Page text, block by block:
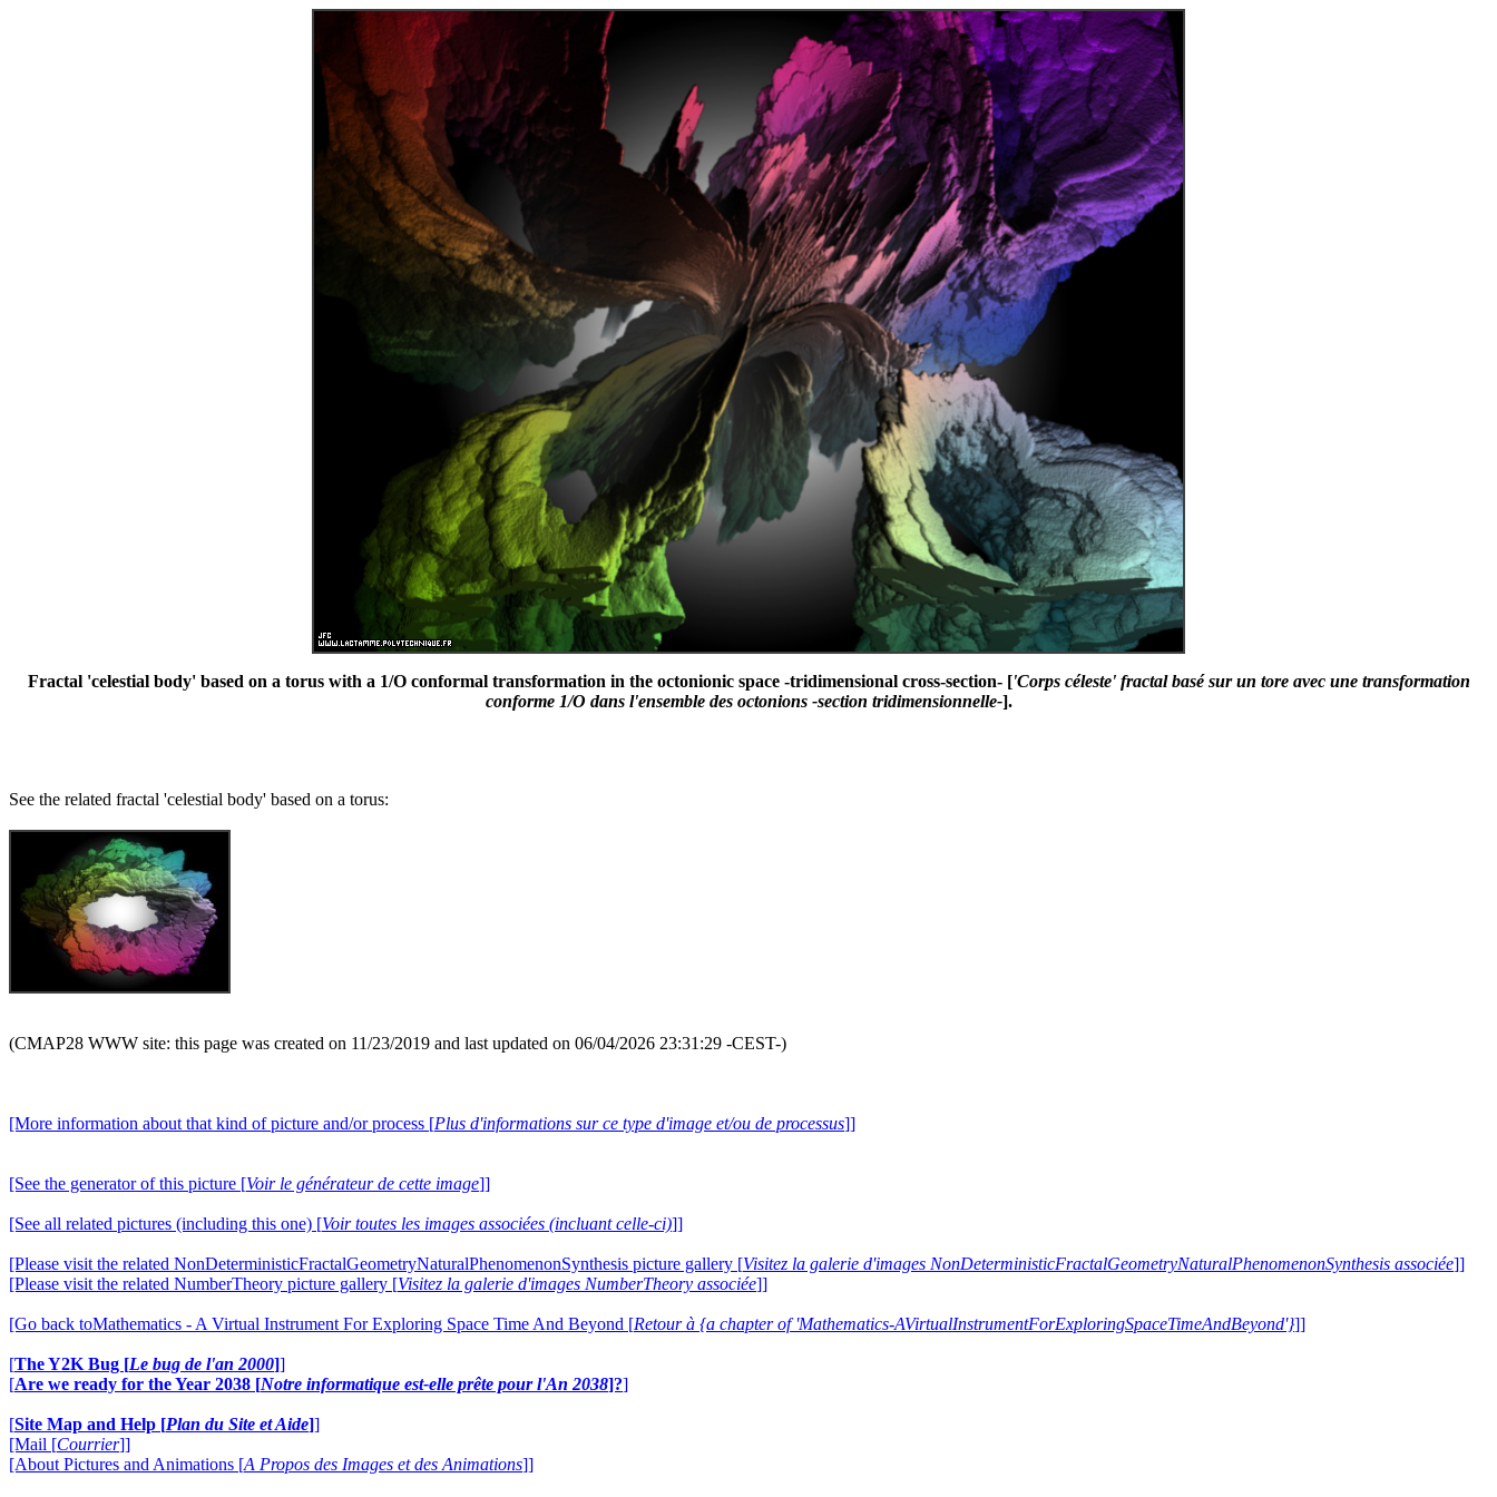
Fractal 'celestial body' based on a torus with a 1/O conformal transformation in the octonionic space -tridimensional cross-section- ['Corps céleste' fractal basé sur un tore avec une transformation
conforme 1/O dans l'ensemble des octonions -section tridimensionnelle-].
See the related fractal 'celestial body' based on a torus:
(CMAP28 WWW site: this page was created on 11/23/2019 and last updated on 06/04/2026 23:31:29 -CEST-)
[More information about that kind of picture and/or process [Plus d'informations sur ce type d'image et/ou de processus]]
[See the generator of this picture [Voir le générateur de cette image]]
[See all related pictures (including this one) [Voir toutes les images associées (incluant celle-ci)]]
[Please visit the related NonDeterministicFractalGeometryNaturalPhenomenonSynthesis picture gallery [Visitez la galerie d'images NonDeterministicFractalGeometryNaturalPhenomenonSynthesis associée]]
[Please visit the related NumberTheory picture gallery [Visitez la galerie d'images NumberTheory associée]]
[Go back toMathematics - A Virtual Instrument For Exploring Space Time And Beyond [Retour à {a chapter of 'Mathematics-AVirtualInstrumentForExploringSpaceTimeAndBeyond'}]]
[The Y2K Bug [Le bug de l'an 2000]]
[Are we ready for the Year 2038 [Notre informatique est-elle prête pour l'An 2038]?]
[Site Map and Help [Plan du Site et Aide]]
[Mail [Courrier]]
[About Pictures and Animations [A Propos des Images et des Animations]]